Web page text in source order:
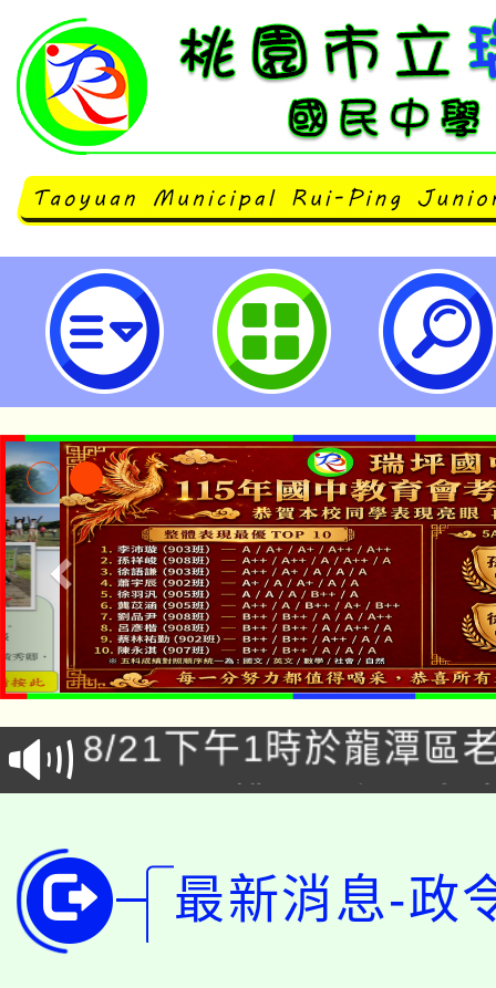
轉知本府為強化落實公職人員利益
條有關補助及交易案件之公告及揭
市立瑞坪國民中學
「本色祭」8/29、30在
場熱烈登場!
8/21下午1時於龍潭區
徵才活動。
YOUNG桃局內行報名
局官網。
開!
115年桃園市運動會8/
桃園市低收入戶享有免
最新消息-政